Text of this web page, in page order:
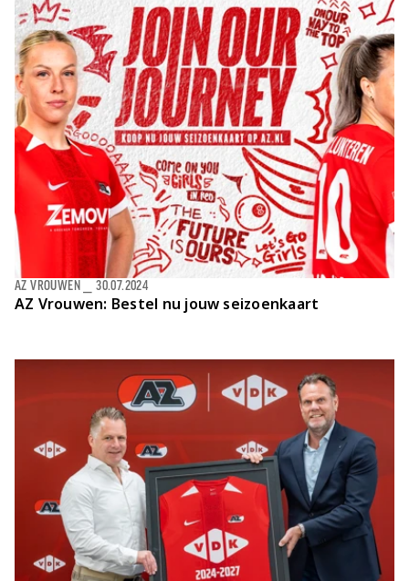
AZ Vrouwen: Bestel nu jouw seizoenkaart
AZ VROUWEN ⎯30.07.2024